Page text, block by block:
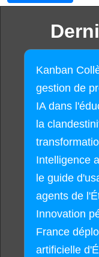
Kanban
gestion de
IA dans
la
Intelligence
le guide
agents de
Innovation
France
artificielle